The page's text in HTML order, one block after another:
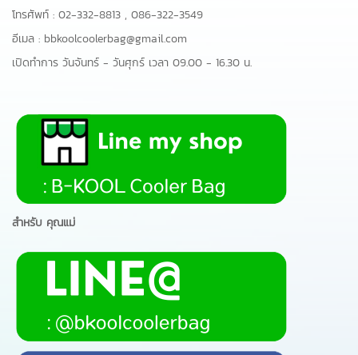
โทรศัพท์ : 02-332-8813 , 086-322-3549
อีเมล : bbkoolcoolerbag@gmail.com
เปิดทำการ วันจันทร์ - วันศุกร์ เวลา 09.00 - 16.30 น.
สำหรับ คุณแม่